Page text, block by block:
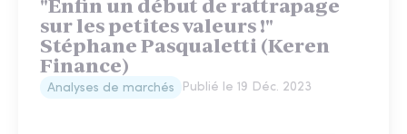
"Enfin un début de rattrapage
sur les petites valeurs !"
Stéphane Pasqualetti (Keren
Finance)
Analyses de marchés Publié le 19 Déc. 2023